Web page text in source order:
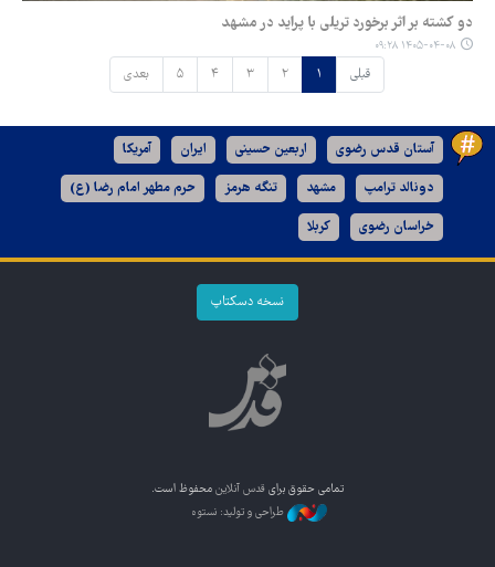
دو کشته بر اثر برخورد تریلی با پراید در مشهد
۱۴۰۵-۰۴-۰۸ ۰۹:۲۸
قبلی ۱ ۲ ۳ ۴ ۵ بعدی
آستان قدس رضوی اربعین حسینی ایران آمریکا
دونالد ترامپ مشهد تنگه هرمز حرم مطهر امام رضا (ع)
خراسان رضوی کربلا
نسخه دسکتاپ
تمامی حقوق برای قدس آنلاین محفوظ است.
طراحی و تولید: نستوه